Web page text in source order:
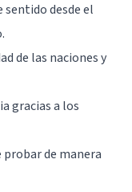
sentido desde el
de las naciones y
gracias a los
probar de manera